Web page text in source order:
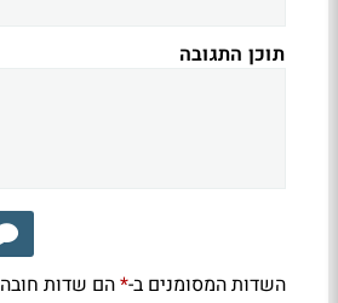
תוכן התגובה
השדות המסומנים ב-*הם שדות חובה